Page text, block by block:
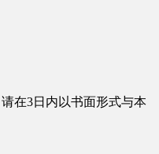
在3日内以书面形式与本